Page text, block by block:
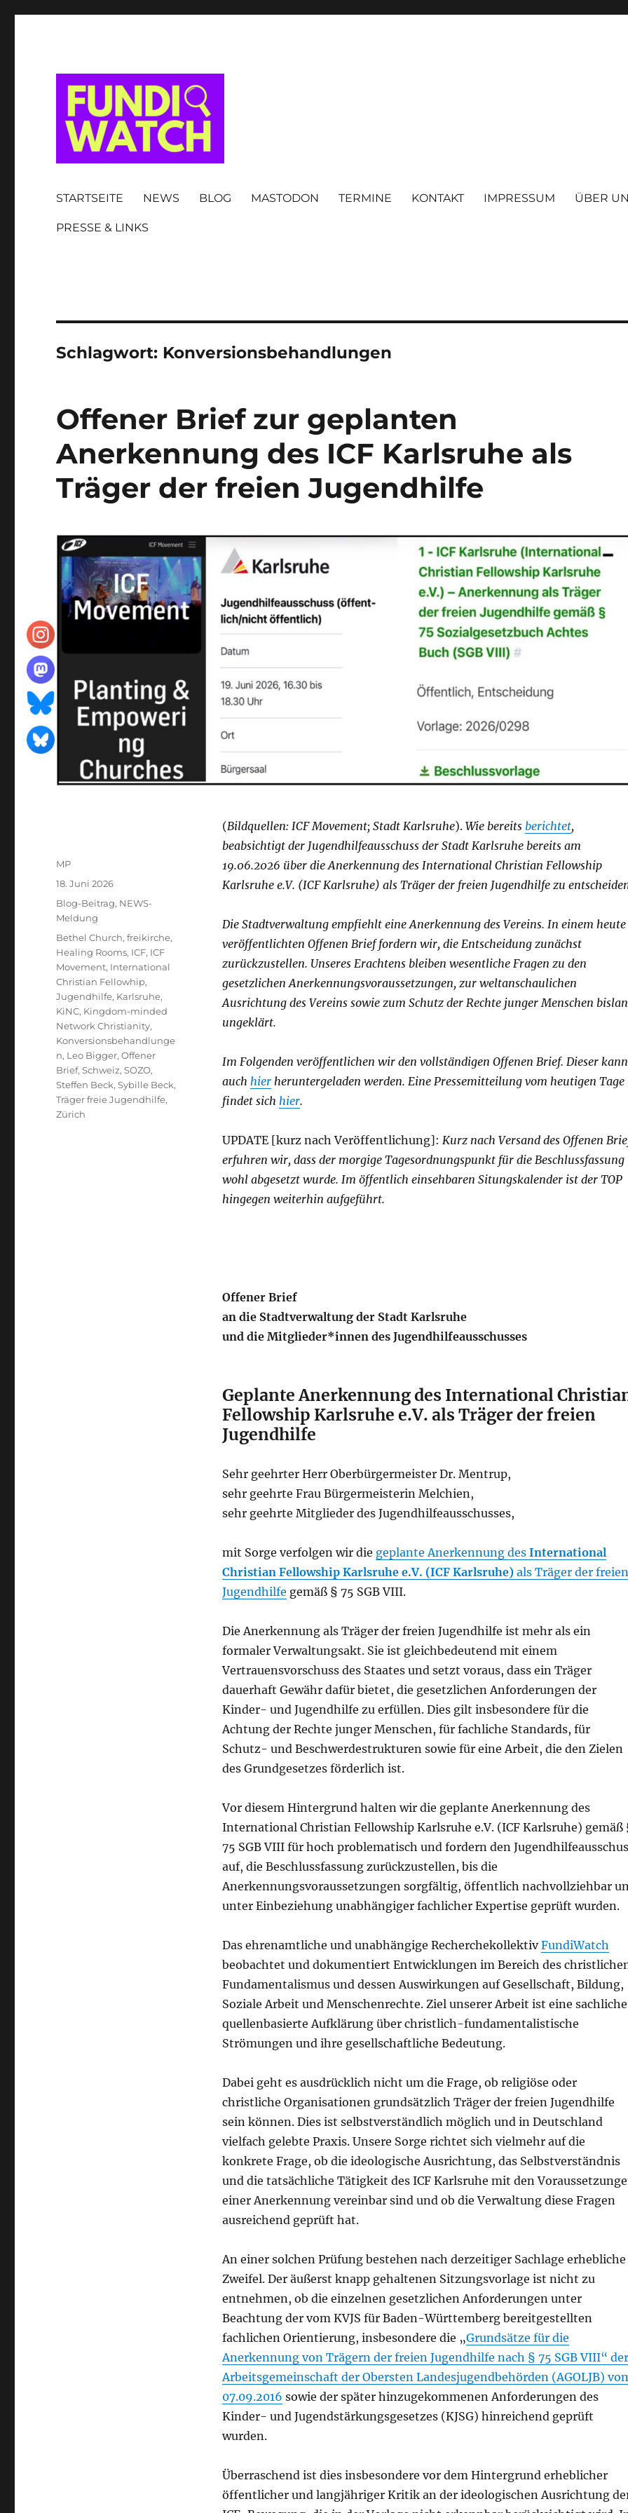
STARTSEITE NEWS BLOG MASTODON TERMINE KONTAKT IMPRESSUM ÜBER
PRESSE & LINKS
Schlagwort: Konversionsbehandlungen
Offener Brief zur geplanten
Anerkennung des ICF Karlsruhe als
Träger der freien Jugendhilfe
(Bildquellen: ICF Movement; Stadt Karlsruhe). Wie bereits berichtet,
beabsichtigt der Jugendhilfeausschuss der Stadt Karlsruhe bereits am
19.06.2026 über die Anerkennung des International Christian Fellowship
Karlsruhe e.V. (ICF Karlsruhe) als Träger der freien Jugendhilfe zu
Die Stadtverwaltung empfiehlt eine Anerkennung des Vereins. In einem heute
veröffentlichten Offenen Brief fordern wir, die Entscheidung zunächst
zurückzustellen. Unseres Erachtens bleiben wesentliche Fragen zu den
gesetzlichen Anerkennungsvoraussetzungen, zur weltanschaulichen
Ausrichtung des Vereins sowie zum Schutz der Rechte junger Menschen
ungeklärt.
Im Folgenden veröffentlichen wir den vollständigen Offenen Brief. Dieser kann
auch hierheruntergeladen werden. Eine Pressemitteilung vom heutigen Tage
findet sich hier.
UPDATE [kurz nach Veröffentlichung]: Kurz nach Versand des Offenen
erfuhren wir, dass der morgige Tagesordnungspunkt für die Beschlussfassung
wohl abgesetzt wurde. Im öffentlich einsehbaren Situngskalender ist der TOP
hingegen weiterhin aufgeführt.
Offener Brief
an die Stadtverwaltung der Stadt Karlsruhe
und die Mitglieder*innen des Jugendhilfeausschusses
Geplante Anerkennung des International
Fellowship Karlsruhe e.V. als Träger der freien
Jugendhilfe
Sehr geehrter Herr Oberbürgermeister Dr. Mentrup,
sehr geehrte Frau Bürgermeisterin Melchien,
sehr geehrte Mitglieder des Jugendhilfeausschusses,
mit Sorge verfolgen wir die geplante Anerkennung des International
Christian Fellowship Karlsruhe e.V. (ICF Karlsruhe)als Träger der freien
Jugendhilfe gemäß § 75 SGB VIII.
Die Anerkennung als Träger der freien Jugendhilfe ist mehr als ein
formaler Verwaltungsakt. Sie ist gleichbedeutend mit einem
Vertrauensvorschuss des Staates und setzt voraus, dass ein Träger
dauerhaft Gewähr dafür bietet, die gesetzlichen Anforderungen der
Kinder- und Jugendhilfe zu erfüllen. Dies gilt insbesondere für die
Achtung der Rechte junger Menschen, für fachliche Standards, für
Schutz- und Beschwerdestrukturen sowie für eine Arbeit, die den Zielen
des Grundgesetzes förderlich ist.
Vor diesem Hintergrund halten wir die geplante Anerkennung des
International Christian Fellowship Karlsruhe e.V. (ICF Karlsruhe) gemäß
75 SGB VIII für hoch problematisch und fordern den
auf, die Beschlussfassung zurückzustellen, bis die
Anerkennungsvoraussetzungen sorgfältig, öffentlich nachvollziehbar
unter Einbeziehung unabhängiger fachlicher Expertise geprüft wurden.
Das ehrenamtliche und unabhängige RecherchekollektivFundiWatch
beobachtet und dokumentiert Entwicklungen im Bereich des
Fundamentalismus und dessen Auswirkungen auf Gesellschaft, Bildung,
Soziale Arbeit und Menschenrechte. Ziel unserer Arbeit ist eine
quellenbasierte Aufklärung über christlich-fundamentalistische
Strömungen und ihre gesellschaftliche Bedeutung.
Dabei geht es ausdrücklich nicht um die Frage, ob religiöse oder
christliche Organisationen grundsätzlich Träger der freien Jugendhilfe
sein können. Dies ist selbstverständlich möglich und in Deutschland
vielfach gelebte Praxis. Unsere Sorge richtet sich vielmehr auf die
konkrete Frage, ob die ideologische Ausrichtung, das Selbstverständnis
und die tatsächliche Tätigkeit des ICF Karlsruhe mit den
einer Anerkennung vereinbar sind und ob die Verwaltung diese Fragen
ausreichend geprüft hat.
An einer solchen Prüfung bestehen nach derzeitiger Sachlage erhebliche
Zweifel. Der äußerst knapp gehaltenen Sitzungsvorlage ist nicht zu
entnehmen, ob die einzelnen gesetzlichen Anforderungen unter
Beachtung der vom KVJS für Baden-Württemberg bereitgestellten
fachlichen Orientierung, insbesondere die „Grundsätze für die
Anerkennung von Trägern der freien Jugendhilfe nach § 75 SGB VIII“ der
Arbeitsgemeinschaft der Obersten Landesjugendbehörden (AGOLJB)
07.09.2016 sowie der später hinzugekommenen Anforderungen des
Kinder- und Jugendstärkungsgesetzes (KJSG) hinreichend geprüft
wurden.
Überraschend ist dies insbesondere vor dem Hintergrund erheblicher
öffentlicher und langjähriger Kritik an der ideologischen Ausrichtung
Autor
MP
Veröffentlicht
am
18. Juni 2026
Kategorien
Blog-Beitrag, NEWS-
Meldung
Schlagwörter
Bethel Church,freikirche,
Healing Rooms, ICF, ICF
Movement, International
Christian Fellowhip,
Jugendhilfe, Karlsruhe,
KiNC, Kingdom-minded
Network Christianity,
Konversionsbehandlunge
n, Leo Bigger,Offener
Brief,Schweiz,SOZO,
Steffen Beck,Sybille Beck,
Träger freie Jugendhilfe,
Zürich